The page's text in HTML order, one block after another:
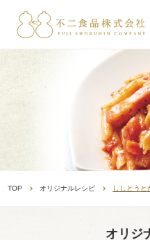
TOP オリジナルレシピ ししとうと
オリジ